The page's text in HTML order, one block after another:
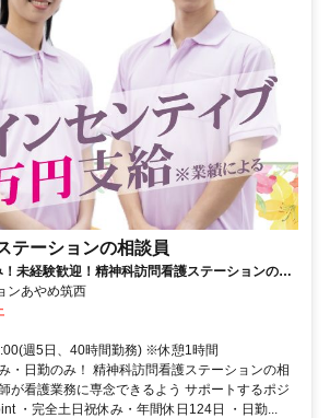
テーションの相談員
未経験歓迎！精神科訪問看護ステーションの相
ンあやめ筑西
週5日、40時間勤務) ※休憩1時間
・日勤のみ！ 精神科訪問看護ステーションの相
が看護業務に専念できるよう サポートするポジ
・完全土日祝休み・年間休日124日 ・日勤...